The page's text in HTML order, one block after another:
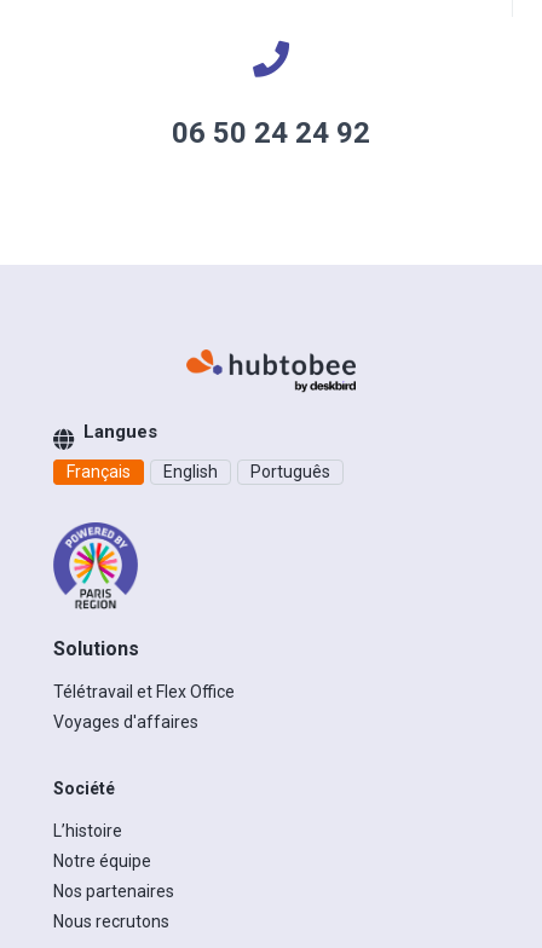
06 50 24 24 92
Langues
Français English Português
Solutions
Télétravail et Flex Office
Voyages d'affaires
Société
L’histoire
Notre équipe
Nos partenaires
Nous recrutons